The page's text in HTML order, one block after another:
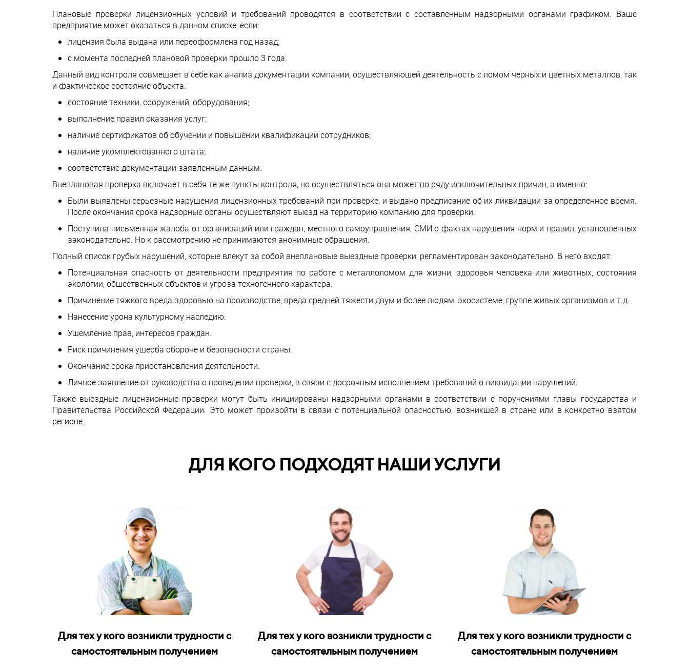
Плановые проверки лицензионных условий и требований проводятся в соответствии с составленным надзорными органами графиком. Ваше
предприятие может оказаться в данном списке, если:
лицензия была выдана или переоформлена год назад;
с момента последней плановой проверки прошло 3 года.
Данный вид контроля совмещает в себе как анализ документации компании, осуществляющей деятельность с ломом черных и цветных металлов, так
и фактическое состояние объекта:
состояние техники, сооружений, оборудования;
выполнение правил оказания услуг;
наличие сертификатов об обучении и повышении квалификации сотрудников;
наличие укомплектованного штата;
соответствие документации заявленным данным.
Внеплановая проверка включает в себя те же пункты контроля, но осуществляться она может по ряду исключительных причин, а именно:
Были выявлены серьезные нарушения лицензионных требований при проверке, и выдано предписание об их ликвидации за определенное время.
После окончания срока надзорные органы осуществляют выезд на территорию компанию для проверки.
Поступила письменная жалоба от организаций или граждан, местного самоуправления, СМИ о фактах нарушения норм и правил, установленных
законодательно. Но к рассмотрению не принимаются анонимные обращения.
Полный список грубых нарушений, которые влекут за собой внеплановые выездные проверки, регламентирован законодательно. В него входят:
Потенциальная опасность от деятельности предприятия по работе с металлоломом для жизни, здоровья человека или животных, состояния
экологии, общественных объектов и угроза техногенного характера.
Причинение тяжкого вреда здоровью на производстве, вреда средней тяжести двум и более людям, экосистеме, группе живых организмов и т.д.
Нанесение урона культурному наследию.
Ущемление прав, интересов граждан.
Риск причинения ущерба обороне и безопасности страны.
Окончание срока приостановления деятельности.
Личное заявление от руководства о проведении проверки, в связи с досрочным исполнением требований о ликвидации нарушений.
Также выездные лицензионные проверки могут быть инициированы надзорными органами в соответствии с поручениями главы государства и
Правительства Российской Федерации. Это может произойти в связи с потенциальной опасностью, возникшей в стране или в конкретно взятом
регионе.
ДЛЯ КОГО ПОДХОДЯТ НАШИ УСЛУГИ
Для тех у кого возникли трудности с
самостоятельным получением
Для тех у кого возникли трудности с
самостоятельным получением
Для тех у кого возникли трудности с
самостоятельным получением